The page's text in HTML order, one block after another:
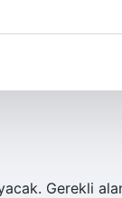
Gerekli